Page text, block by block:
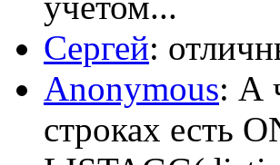
Сергей:
Anonymous: А
строках есть